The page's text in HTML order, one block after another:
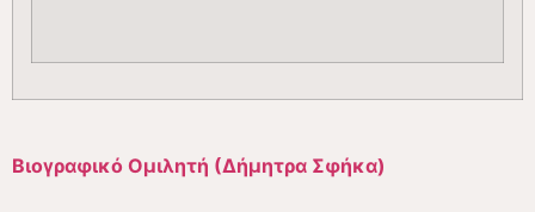
Βιογραφικό Ομιλητή (Δήμητρα Σφήκα)